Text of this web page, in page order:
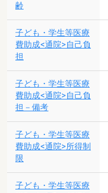
齢
子ども・学生等医療
費助成<通院>自己負
担
子ども・学生等医療
費助成<通院>自己負
担－備考
子ども・学生等医療
費助成<通院>所得制
限
子ども・学生等医療